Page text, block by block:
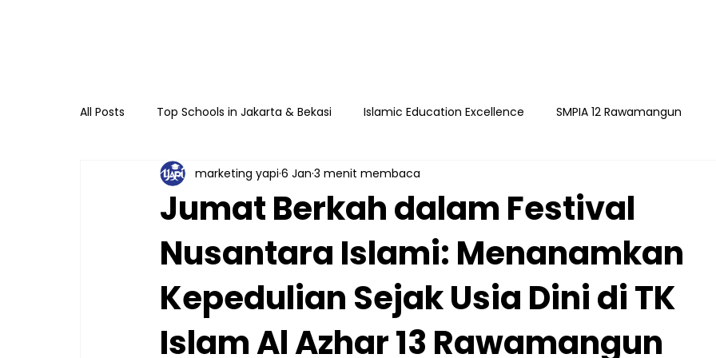
All Posts Top Schools in Jakarta & Bekasi Islamic Education Excellence SMPIA 12 Rawamangun
TKIA 13 Rawamangun SDIA 13 Rawamangun YAPI
Raudhatul Athfal Sakinah SMAIA 33 Jatimakmur
Jumat Berkah dalam Festival
Nusantara Islami: Menanamkan
Kepedulian Sejak Usia Dini di TK
Islam Al Azhar 13 Rawamangun
marketing yapi 6 Jan 3 menit membaca